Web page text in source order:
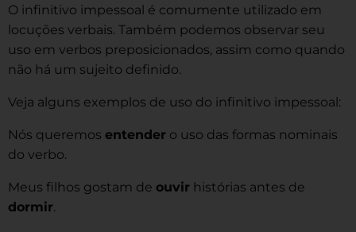
O infinitivo impessoal é comumente utilizado em
locuções verbais. Também podemos observar seu
uso em verbos preposicionados, assim como quando
não há um sujeito definido.
Veja alguns exemplos de uso do infinitivo impessoal:
Nós queremos entender o uso das formas nominais
do verbo.
Meus filhos gostam de ouvir histórias antes de
dormir.